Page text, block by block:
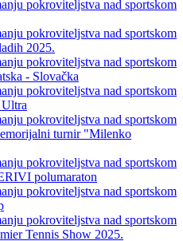
pokroviteljstva nad sportskom
pokroviteljstva nad sportskom
2025.
pokroviteljstva nad sportskom
- Slovačka
pokroviteljstva nad sportskom
pokroviteljstva nad sportskom
turnir "Milenko
pokroviteljstva nad sportskom
polumaraton
pokroviteljstva nad sportskom
pokroviteljstva nad sportskom
Tennis Show 2025.